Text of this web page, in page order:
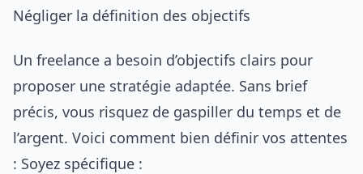
Négliger la définition des objectifs
Un freelance a besoin d’objectifs clairs pour
proposer une stratégie adaptée. Sans brief
précis, vous risquez de gaspiller du temps et de
l’argent. Voici comment bien définir vos attentes
: Soyez spécifique :